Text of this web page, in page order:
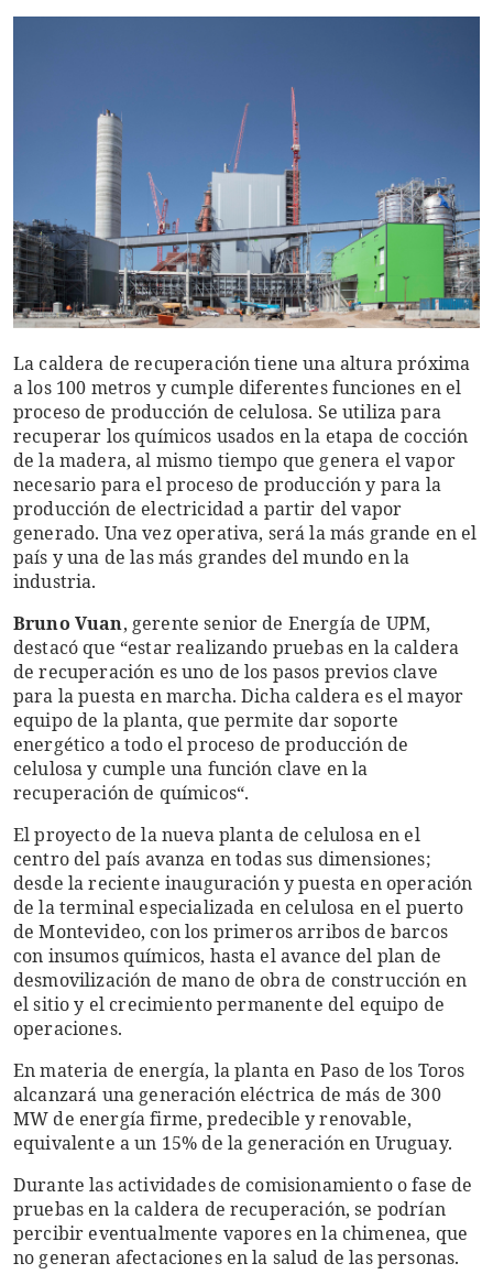
La caldera de recuperación tiene una altura próxima
a los 100 metros y cumple diferentes funciones en el
proceso de producción de celulosa. Se utiliza para
recuperar los químicos usados en la etapa de cocción
de la madera, al mismo tiempo que genera el vapor
necesario para el proceso de producción y para la
producción de electricidad a partir del vapor
generado. Una vez operativa, será la más grande en el
país y una de las más grandes del mundo en la
industria.
Bruno Vuan, gerente senior de Energía de UPM,
destacó que “estar realizando pruebas en la caldera
de recuperación es uno de los pasos previos clave
para la puesta en marcha. Dicha caldera es el mayor
equipo de la planta, que permite dar soporte
energético a todo el proceso de producción de
celulosa y cumple una función clave en la
recuperación de químicos“.
El proyecto de la nueva planta de celulosa en el
centro del país avanza en todas sus dimensiones;
desde la reciente inauguración y puesta en operación
de la terminal especializada en celulosa en el puerto
de Montevideo, con los primeros arribos de barcos
con insumos químicos, hasta el avance del plan de
desmovilización de mano de obra de construcción en
el sitio y el crecimiento permanente del equipo de
operaciones.
En materia de energía, la planta en Paso de los Toros
alcanzará una generación eléctrica de más de 300
MW de energía firme, predecible y renovable,
equivalente a un 15% de la generación en Uruguay.
Durante las actividades de comisionamiento o fase de
pruebas en la caldera de recuperación, se podrían
percibir eventualmente vapores en la chimenea, que
no generan afectaciones en la salud de las personas.